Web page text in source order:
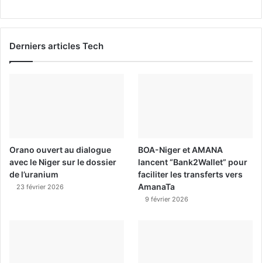
Derniers articles Tech
Orano ouvert au dialogue
avec le Niger sur le dossier
de l’uranium
23 février 2026
BOA-Niger et AMANA
lancent “Bank2Wallet” pour
faciliter les transferts vers
AmanaTa
9 février 2026